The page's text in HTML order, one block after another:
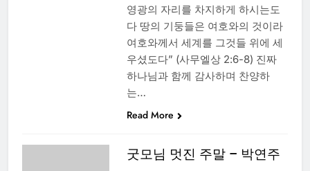
영광의 자리를 차지하게 하시는도
다 땅의 기둥들은 여호와의 것이라
여호와께서 세계를 그것들 위에 세
우셨도다” (사무엘상 2:6-8) 진짜
하나님과 함께 감사하며 찬양하
는…
Read More
굿모님 멋진 주말 – 박연주